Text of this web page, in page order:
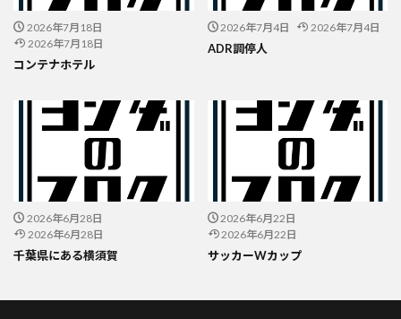
2026年7月18日
2026年7月18日
コンテナホテル
2026年7月4日 2026年7月4日
ADR調停人
2026年6月28日
2026年6月28日
千葉県にある横須賀
2026年6月22日
2026年6月22日
サッカーWカップ